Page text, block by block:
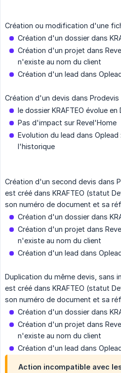
Création ou modification d'une
Création d'un dossier dans
Création d'un projet dans
n'existe au nom du client
Création d'un lead dans
Création d'un devis dans
le dossier KRAFTEO évolue en
Pas d'impact sur Revel'Home
Evolution du lead dans
l'historique
Création d'un second devis dans
est créé dans KRAFTEO (statut
son numéro de document et sa
Création d'un dossier dans
Création d'un projet dans
n'existe au nom du client
Création d'un lead dans
Duplication du même devis, sans
est créé dans KRAFTEO (statut
son numéro de document et sa
Création d'un dossier dans
Création d'un projet dans
n'existe au nom du client
Création d'un lead dans
Action incompatible avec